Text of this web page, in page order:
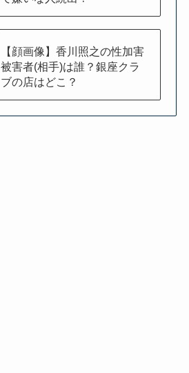
【顔画像】香川照之の性加害
被害者(相手)は誰？銀座クラ
ブの店はどこ？